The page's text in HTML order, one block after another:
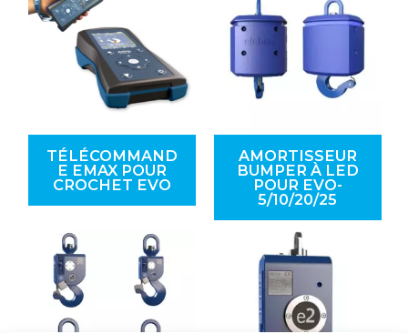
TÉLÉCOMMAND
E EMAX POUR
CROCHET EVO
AMORTISSEUR
BUMPER À LED
POUR EVO-
5/10/20/25